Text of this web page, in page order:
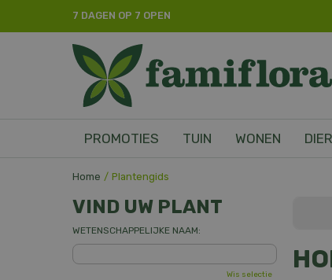
Home Plantengids
7 DAGEN OP 7 OPEN
PROMOTIES TUIN WONEN
VIND UW PLANT
WETENSCHAPPELIJKE NAAM:
Wis selectie